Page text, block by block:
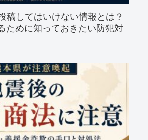
稿してはいけない情報とは？
ために知っておきたい防犯対